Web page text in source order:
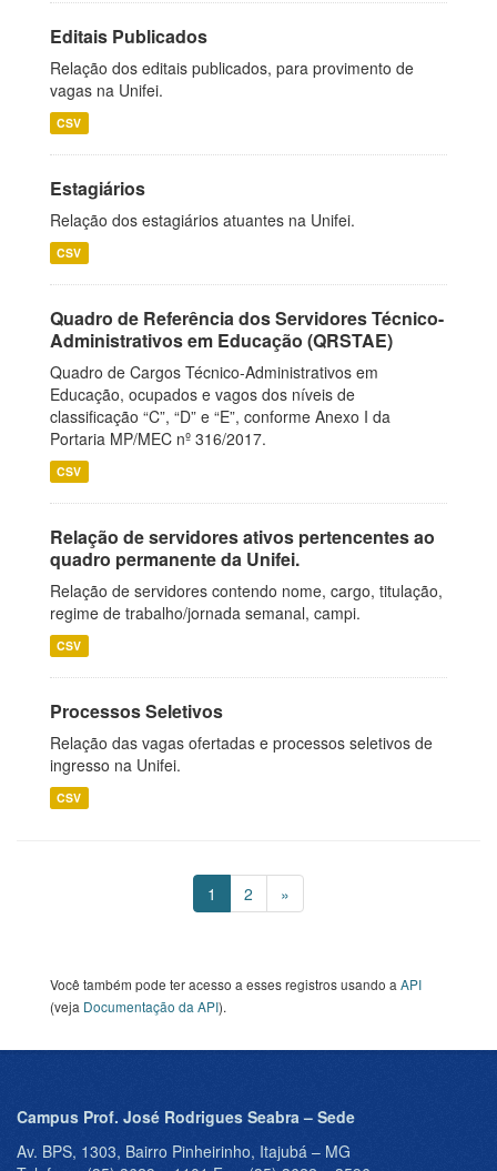
Editais Publicados
Relação dos editais publicados, para provimento de
vagas na Unifei.
CSV
Estagiários
Relação dos estagiários atuantes na Unifei.
CSV
Quadro de Referência dos Servidores Técnico-
Administrativos em Educação (QRSTAE)
Quadro de Cargos Técnico-Administrativos em
Educação, ocupados e vagos dos níveis de
classificação “C”, “D” e “E”, conforme Anexo I da
Portaria MP/MEC nº 316/2017.
CSV
Relação de servidores ativos pertencentes ao
quadro permanente da Unifei.
Relação de servidores contendo nome, cargo, titulação,
regime de trabalho/jornada semanal, campi.
CSV
Processos Seletivos
Relação das vagas ofertadas e processos seletivos de
ingresso na Unifei.
CSV
1 2 »
Você também pode ter acesso a esses registros usando a API
(veja Documentação da API).
Campus Prof. José Rodrigues Seabra – Sede
Av. BPS, 1303, Bairro Pinheirinho, Itajubá – MG